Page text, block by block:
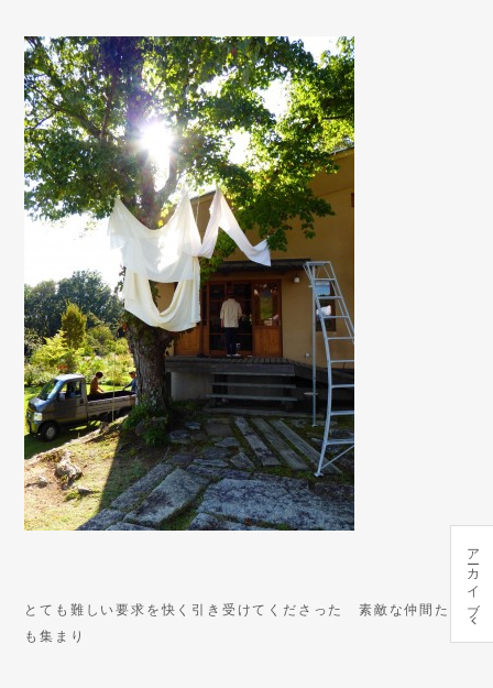
とても難しい要求を快く引き受けてくださった 素敵な仲間たち
も集まり
アーカイブ